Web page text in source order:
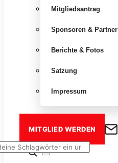
Mitgliedsantrag
Sponsoren & Partner
Berichte & Fotos
Satzung
Impressum
MITGLIED WERDEN
Seitenleiste